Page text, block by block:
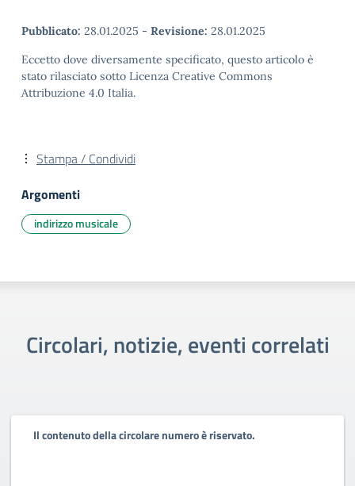
Pubblicato: 28.01.2025 - Revisione: 28.01.2025
Eccetto dove diversamente specificato, questo articolo è
stato rilasciato sotto Licenza Creative Commons
Attribuzione 4.0 Italia.
Stampa / Condividi
Argomenti
indirizzo musicale
Circolari, notizie, eventi correlati
Il contenuto della circolare numero è riservato.